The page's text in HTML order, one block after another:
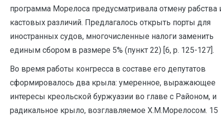
программа Морелоса предусматривала отмену рабства
кастовых различий. Предлагалось открыть порты для
иностранных судов, многочисленные налоги заменить
единым сбором в размере 5% (пункт 22) [6, р. 125-127].
Во время работы конгресса в составе его депутатов
сформировалось два крыла: умеренное, выражающее
интересы креольской буржуазии во главе с Районом, и
радикальное крыло, возглавляемое Х.М.Морелосом. 15